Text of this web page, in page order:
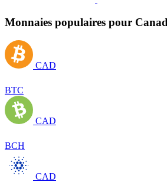
Monnaies populaires pour
CAD
BTC
CAD
BCH
CAD